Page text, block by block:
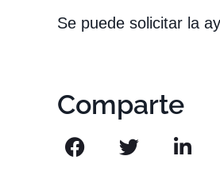
Se puede solicitar la
Comparte